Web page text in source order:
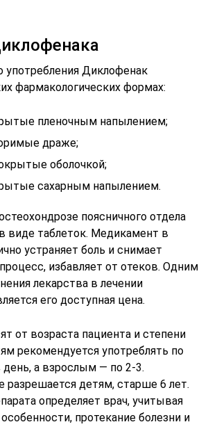
употребления Диклофенак
фармакологических формах:
пленочным напылением;
драже;
оболочкой;
сахарным напылением.
поясничного отдела
виде таблеток. Медикамент в
устраняет боль и снимает
избавляет от отеков. Одним
лекарства в лечении
его доступная цена.
от возраста пациента и степени
рекомендуется употреблять по
день, а взрослым — по 2-3.
разрешается детям, старше 6 лет.
определяет врач, учитывая
протекание болезни и